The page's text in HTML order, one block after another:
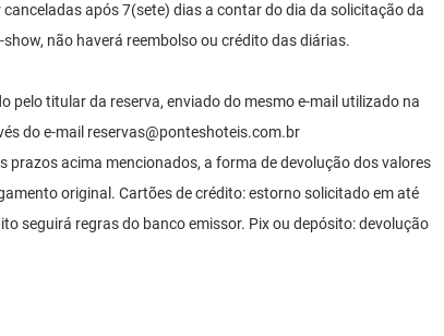
após 7(sete) dias a contar do dia da solicitação da
não haverá reembolso ou crédito das diárias.
pelo titular da reserva, enviado do mesmo e-mail utilizado na
do e-mail reservas@ponteshoteis.com.br
prazos acima mencionados, a forma de devolução dos valores
original. Cartões de crédito: estorno solicitado em até
seguirá regras do banco emissor. Pix ou depósito: devolução